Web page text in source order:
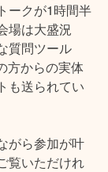
ークが1時間半
場は大盛況
質問ツール
方からの実体
も送られてい
がら参加が叶
覧いただけれ